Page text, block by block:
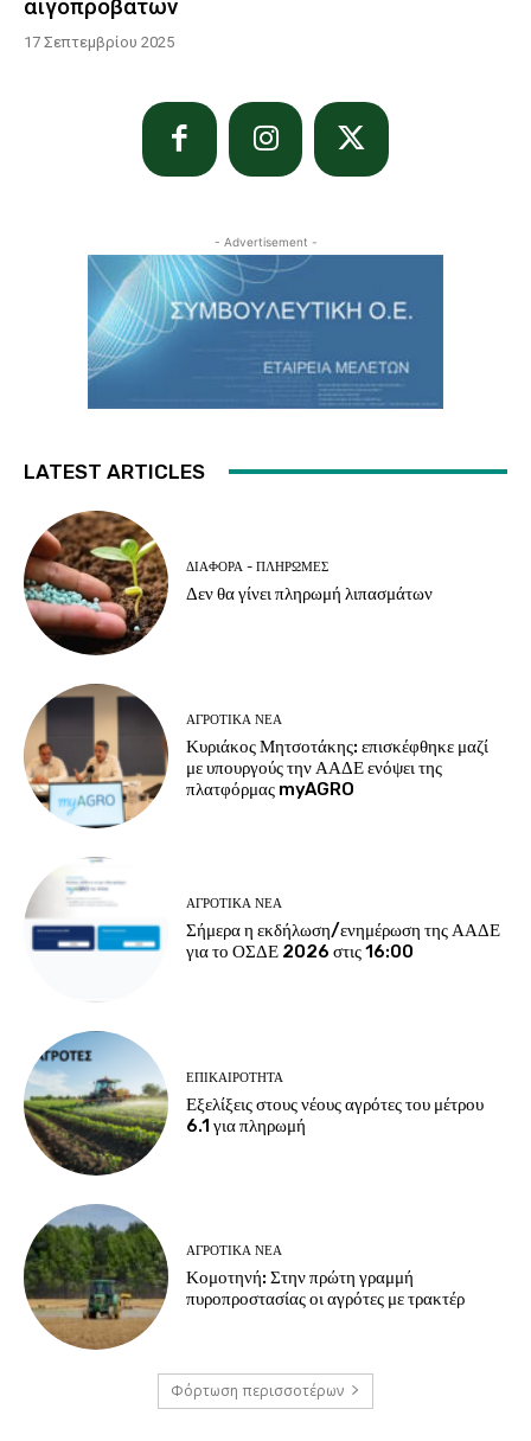
αιγοπροβάτων
17 Σεπτεμβρίου 2025
- Advertisement -
LATEST ARTICLES
ΔΙΆΦΟΡΑ - ΠΛΗΡΩΜΈΣ
Δεν θα γίνει πληρωμή λιπασμάτων
ΑΓΡΟΤΙΚΆ ΝΈΑ
Κυριάκος Μητσοτάκης: επισκέφθηκε μαζί
με υπουργούς την ΑΑΔΕ ενόψει της
πλατφόρμας myAGRO
ΑΓΡΟΤΙΚΆ ΝΈΑ
Σήμερα η εκδήλωση/ενημέρωση της ΑΑΔΕ
για το ΟΣΔΕ 2026 στις 16:00
ΕΠΙΚΑΙΡΌΤΗΤΑ
Εξελίξεις στους νέους αγρότες του μέτρου
6.1 για πληρωμή
ΑΓΡΟΤΙΚΆ ΝΈΑ
Κομοτηνή: Στην πρώτη γραμμή
πυροπροστασίας οι αγρότες με τρακτέρ
Φόρτωση περισσοτέρων